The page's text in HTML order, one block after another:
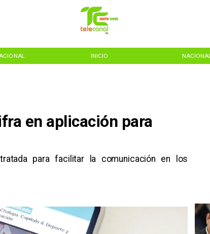
INICIO NACIONAL
en aplicación para
para facilitar la comunicación en los